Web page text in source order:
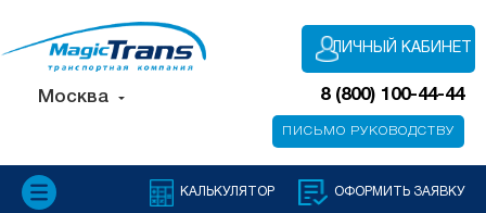
Москва 8 (800) 100-44-44
ЛИЧНЫЙ КАБИНЕТ
ПИСЬМО РУКОВОДСТВУ
КАЛЬКУЛЯТОР ОФОРМИТЬ ЗАЯВКУ